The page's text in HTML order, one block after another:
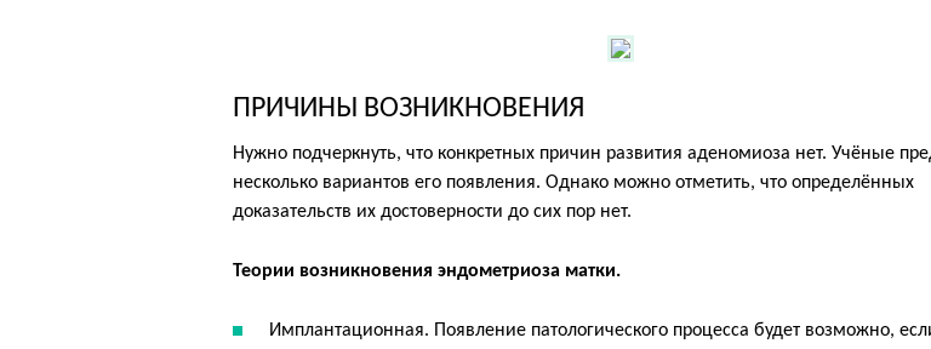
ПРИЧИНЫ ВОЗНИКНОВЕНИЯ
Нужно подчеркнуть, что конкретных причин развития аденомиоза нет. Учёные
несколько вариантов его появления. Однако можно отметить, что определённых
доказательств их достоверности до сих пор нет.
Теории возникновения эндометриоза матки.
Имплантационная. Появление патологического процесса будет возможно,